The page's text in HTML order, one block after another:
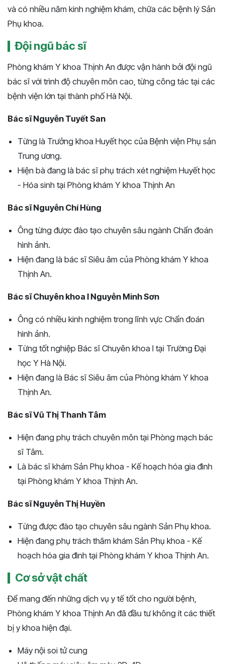
và có nhiều năm kinh nghiệm khám, chữa các bệnh lý Sản
Phụ khoa.
Đội ngũ bác sĩ
Phòng khám Y khoa Thịnh An được vận hành bởi đội ngũ
bác sĩ với trình độ chuyên môn cao, từng công tác tại các
bệnh viện lớn tại thành phố Hà Nội.
Bác sĩ Nguyễn Tuyết San
Từng là Trưởng khoa Huyết học của Bệnh viện Phụ sản
Trung ương.
Hiện bà đang là bác sĩ phụ trách xét nghiệm Huyết học
- Hóa sinh tại Phòng khám Y khoa Thịnh An
Bác sĩ Nguyễn Chí Hùng
Ông từng được đào tạo chuyên sâu ngành Chẩn đoán
hình ảnh.
Hiện đang là bác sĩ Siêu âm của Phòng khám Y khoa
Thịnh An.
Bác sĩ Chuyên khoa I Nguyễn Minh Sơn
Ông có nhiều kinh nghiệm trong lĩnh vực Chẩn đoán
hình ảnh.
Từng tốt nghiệp Bác sĩ Chuyên khoa I tại Trường Đại
học Y Hà Nội.
Hiện đang là Bác sĩ Siêu âm của Phòng khám Y khoa
Thịnh An.
Bác sĩ Vũ Thị Thanh Tâm
Hiện đang phụ trách chuyên môn tại Phòng mạch bác
sĩ Tâm.
Là bác sĩ khám Sản Phụ khoa - Kế hoạch hóa gia đình
tại Phòng khám Y khoa Thịnh An.
Bác sĩ Nguyễn Thị Huyền
Từng được đào tạo chuyên sâu ngành Sản Phụ khoa.
Hiện đang phụ trách thăm khám Sản Phụ khoa - Kế
hoạch hóa gia đình tại Phòng khám Y khoa Thịnh An.
Cơ sở vật chất
Để mang đến những dịch vụ y tế tốt cho người bệnh,
Phòng khám Y khoa Thịnh An đã đầu tư không ít các thiết
bị y khoa hiện đại.
Máy nội soi tử cung